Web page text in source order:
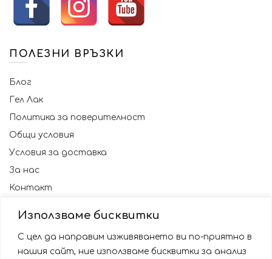
Използваме бисквитки
С цел да направим изживяването ви по-приятно в
нашия сайт, ние използваме бисквитки за анализ
ПОЛЕЗНИ ВРЪЗКИ
Блог
Гел Лак
Политика за поверителност
Общи условия
Условия за доставка
За нас
Контакт